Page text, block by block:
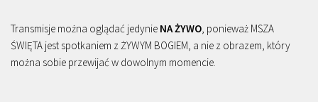
Transmisje można oglądać jedynie NA ŻYWO, ponieważ MSZA
ŚWIĘTA jest spotkaniem z ŻYWYM BOGIEM, a nie z obrazem, który
można sobie przewijać w dowolnym momencie.